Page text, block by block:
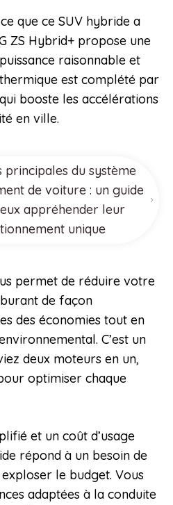
que ce SUV hybride a
ZS Hybrid+ propose une
raisonnable et
est complété par
booste les accélérations
en ville.
principales du système
de voiture : un guide
appréhender leur
unique
permet de réduire votre
de façon
des économies tout en
C’est un
deux moteurs en un,
optimiser chaque
et un coût d’usage
répond à un besoin de
le budget. Vous
adaptées à la conduite